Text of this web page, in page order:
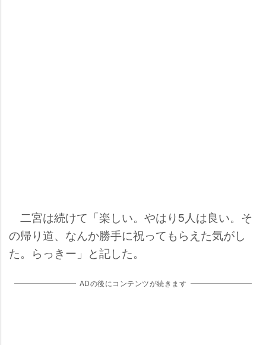
二宮は続けて「楽しい。やはり5人は良い。そ
の帰り道、なんか勝手に祝ってもらえた気がし
た。らっきー」と記した。
ADの後にコンテンツが続きます